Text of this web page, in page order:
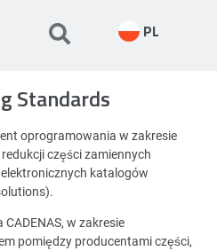
PL
Standards
oprogramowania w zakresie
części zamiennych
katalogów
w zakresie
pomiędzy producentami części,